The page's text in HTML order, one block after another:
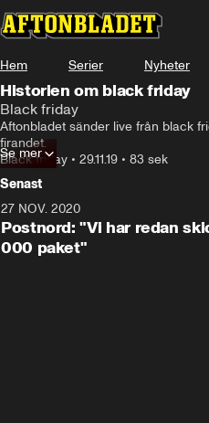
Hem Serier Nyheter
Historien om black friday
Black friday
Aftonbladet sänder live från black
firandet.
Black friday • 29.11.19 • 83 sek
Se mer
Senast
27 NOV. 2020
Postnord: "Vi har redan
000 paket"